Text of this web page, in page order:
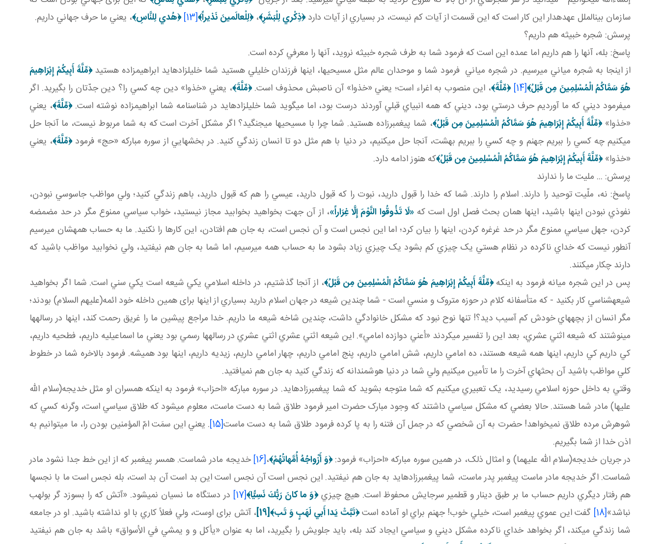
سازمان بين الملل عهده دار اين کار است که اين قسمت از آيات کم نيست، در بسياري از آيات دارد﴿ذِكْري‏ لِلْبَشَرِ﴾،﴿لِلْعالَمينَ نَذيراً﴾[13] ﴿هُدي لِلنَّاسِ﴾، يعني ما حرف جهاني داريم.
پرسش: شجره خبيثه هم داريم؟
پاسخ: بله، آنها را هم داريم اما عمده اين است که فرمود شما به طرف شجره خبيثه نرويد، آنها را معرفي کرده است.
از اينجا به شجره مياني مي رسيم. در شجره مياني فرمود شما و موحدان عالم مثل مسيحي ها، اينها فرزندان خليلي هستيد شما خليل زاده ايد ابراهيم زاده هستيد﴿مِّلَّةَ أَبِيكُمْ إِبْرَاهِيمَ
هُوَ سَمَّاكُمُ الْمُسْلِمِينَ مِن قَبْلُ﴾[14] ﴿مِّلَّةَ﴾، اين منصوب به اغراء است؛ يعني «خذوا» آن ناصبش محذوف است.﴿مِّلَّةَ﴾، يعني «خذوا» دين چه کسي را؟ دين جدّتان را بگيريد. اگر
مي فرمود ديني که ما آورديم حرف درستي بود، ديني که همه انبياي قبلي آوردند درست بود، اما مي گويد شما خليل زاده ايد در شناسنامه شما ابراهيم زاده نوشته است.﴿مِّلَّةَ﴾، يعني
«خذوا»﴿مِّلَّةَ أَبِيكُمْ إِبْرَاهِيمَ هُوَ سَمَّاكُمُ الْمُسْلِمِينَ مِن قَبْلُ﴾، شما پيغمبرزاده هستيد. شما چرا با مسيحي ها مي جنگيد؟ اگر مشکل آخرت است که به شما مربوط نيست، ما آنجا حل
مي کنيم چه کسي را ببريم جهنم و چه کسي را ببريم بهشت، آنجا حل مي کنيم، در دنيا با هم مثل دو تا انسان زندگي کنيد. در بخش هايي از سوره مبارکه «حج» فرمود﴿مِّلَّةَ﴾، يعني
«خذوا»﴿مِّلَّةَ أَبِيكُمْ إِبْرَاهِيمَ هُوَ سَمَّاكُمُ الْمُسْلِمِينَ مِن قَبْلُ﴾که هنوز ادامه دارد.
پرسش: ... مليت ما را ندارند
پاسخ: نه، ملّيت توحيد را دارند. اسلام را دارند. شما که خدا را قبول داريد، نبوت را که قبول داريد، عيسي را هم که قبول داريد، باهم زندگي کنيد؛ ولي مواظب جاسوسي نبودن،
نفوذي نبودن اينها باشيد، اينها همان بحث فصل اول است که«لَا تَذُوقُوا النَّوْمَ إِلَّا غِرَاراً»، از آن جهت بخواهيد بخوابيد مجاز نيستيد، خواب سياسي ممنوع مگر در حد مضمضه
کردن، جهل سياسي ممنوع مگر در حد غرغره کردن، اينها را بيان کرد؛ اما اين نجس است و آن نجس است، به جان هم افتادن، اين کارها را نکنيد. ما به حساب همه شان مي رسيم
آن طور نيست که خداي ناکرده در نظام هستي يک چيزي کم بشود يک چيزي زياد بشود ما به حساب همه مي رسيم، اما شما به جان هم نيفتيد، ولي نخوابيد مواظب باشيد که
دارند چکار مي کنند.
پس در اين شجره ميانه فرمود به اينکه﴿مِّلَّةَ أَبِيكُمْ إِبْرَاهِيمَ هُوَ سَمَّاكُمُ الْمُسْلِمِينَ مِن قَبْلُ﴾، از آنجا گذشتيم، در داخله اسلامي يکي شيعه است يکي سني است. شما اگر بخواهيد
شيعه شناسي کار بکنيد - که متأسفانه کلام در حوزه متروک و منسي است - شما چندين شيعه در جهان اسلام داريد بسياري از اينها برای همين داخله خود ائمه(عليهم السلام) بودند؛
مگر انسان از بچه هاي خودش کم آسيب ديد؟! تنها نوح نبود که مشکل خانوادگي داشت، چندين شاخه شيعه ما داريم. خدا مراجع پيشين ما را غريق رحمت کند، اينها در رساله ها
مي نوشتند که شيعه اثني عشري، بعد اين را تفسير مي کردند «أعني دوازده امامي». اين شيعه اثني عشري اثني عشري در رساله ها رسمي بود يعني ما اسماعيليه داريم، فطحيه داريم،
کي داريم کي داريم، اينها همه شيعه هستند، ده امامي داريم، شش امامي داريم، پنج امامي داريم، چهار امامي داريم، زيديه داريم، اينها بود هميشه. فرمود بالاخره شما در خطوط
کلي مواظب باشيد آن بحث هاي آخرت را ما تأمين مي کنيم ولي شما در دنيا هوشمندانه که زندگي کنيد به جان هم نمي افتيد.
وقتي به داخل حوزه اسلامي رسيديد، يک تعبيري مي کنيم که شما متوجه بشويد که شما پيغمبرزاده ايد. در سوره مبارکه «احزاب» فرمود به اينکه همسران او مثل خديجه(سلام الله
عليها) مادر شما هستند. حالا بعضي که مشکل سياسي داشتند که وجود مبارک حضرت امير فرمود طلاق شما به دست ماست، معلوم مي شود که طلاق سياسي است، وگرنه کسي که
شوهرش مرده طلاق نمي خواهد! حضرت به آن شخصي که در جمل آن فتنه را به پا کرده فرمود طلاق شما به دست ماست[15]
. يعني اين سمَت امّ المؤمنين بودن را، ما مي توانيم به
اذن خدا از شما بگيريم.
در جريان خديجه(سلام الله عليهما) و امثال ذلک، در همين سوره مبارکه «احزاب» فرمود:﴿وَ أَزْواجُهُ أُمَّهاتُهُمْ﴾،[16]
خديجه مادر شماست. همسر پيغمبر که از اين خط جدا نشود مادر
شماست. اگر خديجه مادر ماست پيغمبر پدر ماست، شما پيغمبرزاده ايد به جان هم نيفتيد. اين نجس است آن نجس است اين بد است آن بد است، بله نجس است ما با نجس ها
هم رفتار ديگري داريم حساب ما بر طبق دينار و قطمير سرجايش محفوظ است. هيچ چيزي﴿وَ ما كانَ رَبُّكَ نَسِيًّا﴾[17]
در دستگاه ما نسيان نمی­شود. «آتش که را بسوزد گر بولهب
نباشد»[18] گفت اين عموي پيغمبر است، خيلي خوب! جهنم براي او آماده است﴿تَبَّتْ يَدا أَبي‏ لَهَبٍ وَ تَب‏﴾[19]
، آتش برای اوست، ولي فعلاً کاري با او نداشته باشيد. او در جامعه
شما زندگي مي کند، اگر بخواهد خداي ناکرده مشکل ديني و سياسي ايجاد کند بله، بايد جلويش را بگيريد، اما به عنوان «يأکل و و يمشي في الأسواق» باشد به جان هم نيفتيد